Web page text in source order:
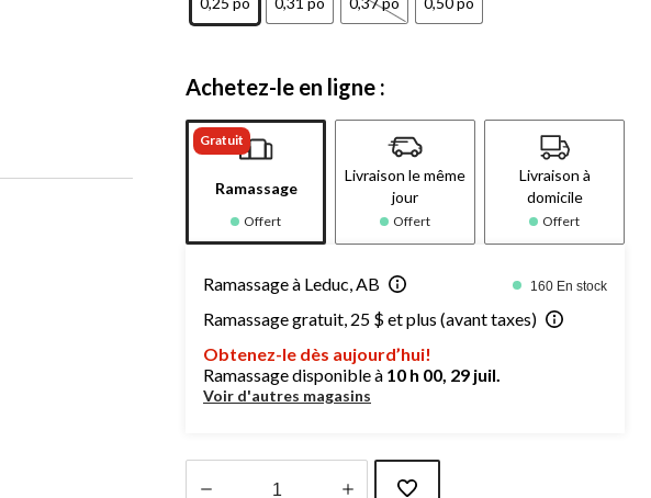
Achetez-le en ligne :
Gratuit
Ramassage
Offert
Livraison le même
jour
Offert
Livraison à
domicile
Offert
Ramassage à Leduc, AB 160 En stock
Ramassage gratuit, 25 $ et plus (avant taxes)
Obtenez-le dès aujourd’hui!
Ramassage disponible à 10 h 00, 29 juil.
Voir d'autres magasins